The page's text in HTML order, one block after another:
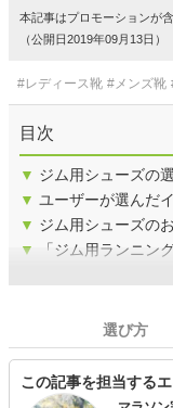
本記事はプロモーションが
（公開日2019年09月13日）
#レディース靴 #メンズ靴
目次
▼ ジム用シューズの
▼ ユーザーが選んだ
▼ ジム用シューズの
▼
「ジム用ランニン
選び方
この記事を担当する